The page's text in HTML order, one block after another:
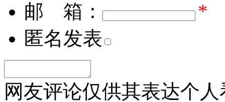
邮 箱：
*
匿名发表
网友评论仅供其表达个